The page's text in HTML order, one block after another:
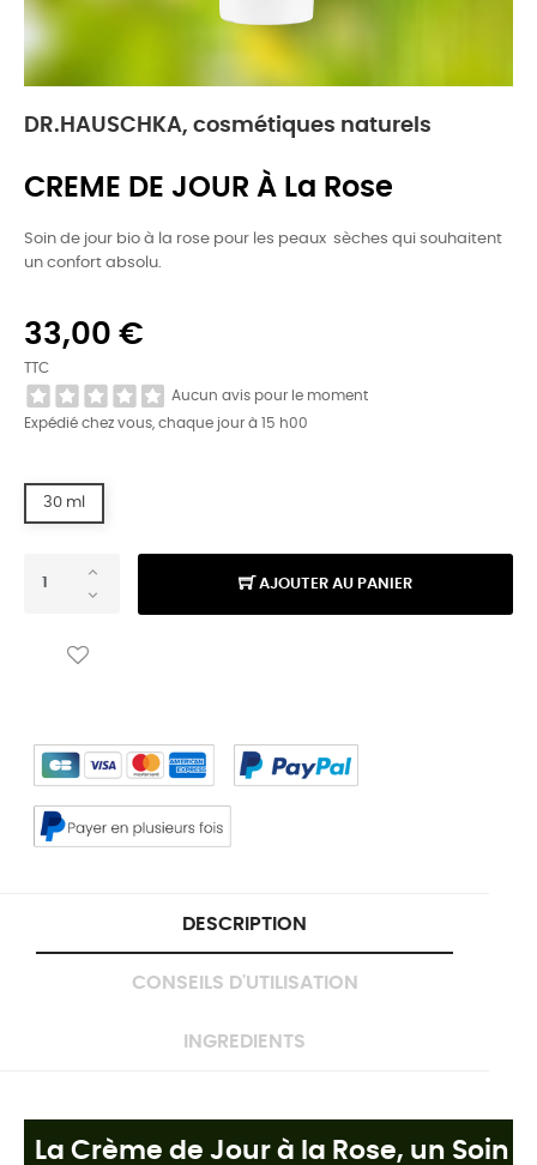
DR.HAUSCHKA, cosmétiques naturels
CREME DE JOUR À La Rose
Soin de jour bio à la rose pour les peaux sèches qui souhaitent
un confort absolu.
33,00 €
TTC
Aucun avis pour le moment
Expédié chez vous, chaque jour à 15 h00
30 ml
AJOUTER AU PANIER
DESCRIPTION
CONSEILS D'UTILISATION
INGREDIENTS
La Crème de Jour à la Rose, un Soin